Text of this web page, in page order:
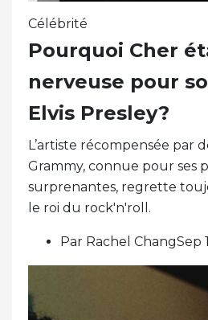
Célébrité
Pourquoi Cher
nerveuse pour
Elvis Presley?
L’artiste récompensée par
Grammy, connue pour ses
surprenantes, regrette
le roi du rock'n'roll.
Par Rachel ChangSep